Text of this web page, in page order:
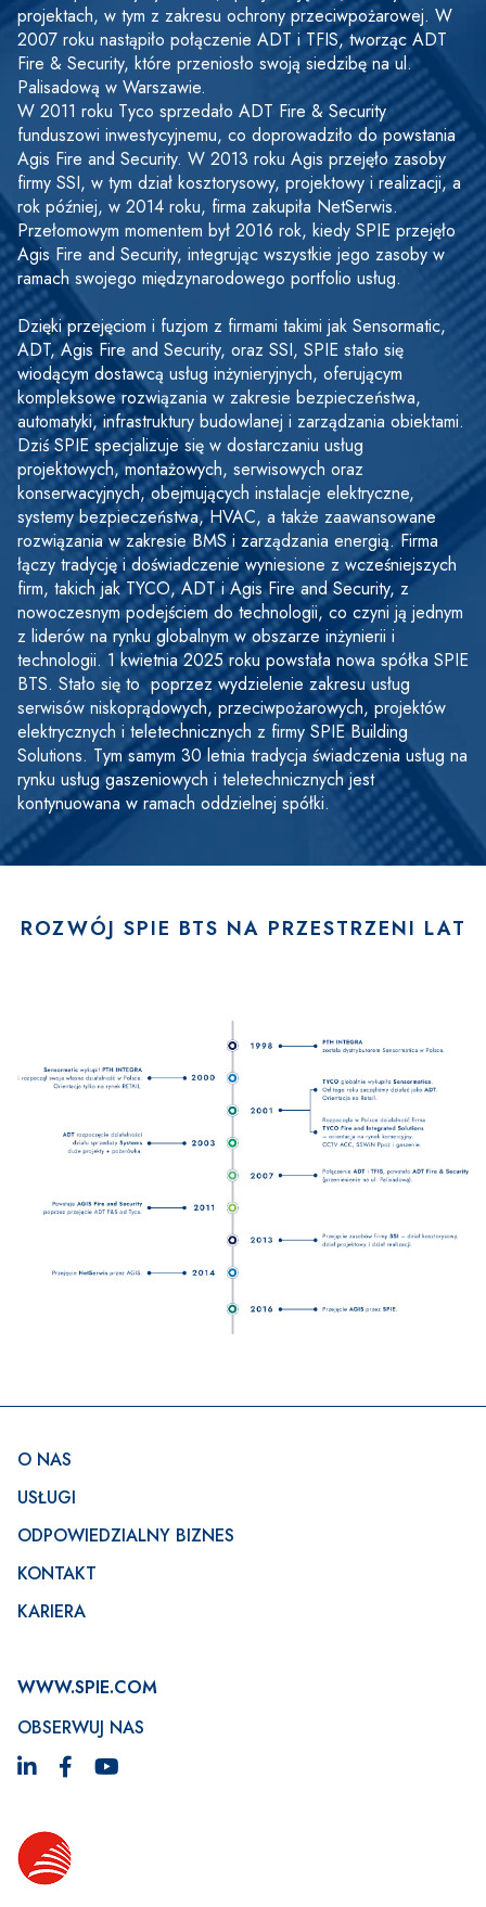
projektach, w tym z zakresu ochrony przeciwpożarowej. W
2007 roku nastąpiło połączenie ADT i TFIS, tworząc ADT
Fire & Security, które przeniosło swoją siedzibę na ul.
Palisadową w Warszawie.
W 2011 roku Tyco sprzedało ADT Fire & Security
funduszowi inwestycyjnemu, co doprowadziło do powstania
Agis Fire and Security. W 2013 roku Agis przejęło zasoby
firmy SSI, w tym dział kosztorysowy, projektowy i realizacji, a
rok później, w 2014 roku, firma zakupiła NetSerwis.
Przełomowym momentem był 2016 rok, kiedy SPIE przejęło
Agis Fire and Security, integrując wszystkie jego zasoby w
ramach swojego międzynarodowego portfolio usług.
Dzięki przejęciom i fuzjom z firmami takimi jak Sensormatic,
ADT, Agis Fire and Security, oraz SSI, SPIE stało się
wiodącym dostawcą usług inżynieryjnych, oferującym
kompleksowe rozwiązania w zakresie bezpieczeństwa,
automatyki, infrastruktury budowlanej i zarządzania obiektami.
Dziś SPIE specjalizuje się w dostarczaniu usług
projektowych, montażowych, serwisowych oraz
konserwacyjnych, obejmujących instalacje elektryczne,
systemy bezpieczeństwa, HVAC, a także zaawansowane
rozwiązania w zakresie BMS i zarządzania energią. Firma
łączy tradycję i doświadczenie wyniesione z wcześniejszych
firm, takich jak TYCO, ADT i Agis Fire and Security, z
nowoczesnym podejściem do technologii, co czyni ją jednym
z liderów na rynku globalnym w obszarze inżynierii i
technologii. 1 kwietnia 2025 roku powstała nowa spółka SPIE
BTS. Stało się to  poprzez wydzielenie zakresu usług
serwisów niskoprądowych, przeciwpożarowych, projektów
elektrycznych i teletechnicznych z firmy SPIE Building
Solutions. Tym samym 30 letnia tradycja świadczenia usług na
rynku usług gaszeniowych i teletechnicznych jest
kontynuowana w ramach oddzielnej spółki.
Treść
ROZWÓJ SPIE BTS NA PRZESTRZENI LAT
O NAS
USŁUGI
ODPOWIEDZIALNY BIZNES
KONTAKT
KARIERA
WWW.SPIE.COM
OBSERWUJ NAS